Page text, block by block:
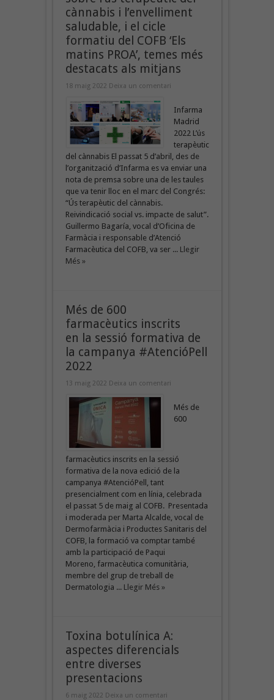
cànnabis i l’envelliment
saludable, i el cicle
formatiu del COFB ‘Els
matins PROA’, temes més
destacats als mitjans
18 maig 2022 Deixa un comentari
Infarma
Madrid
2022 L’ús
terapèutic
del cànnabis El passat 5 d’abril, des de
l’organització d’Infarma es va enviar una
nota de premsa sobre una de les taules
que va tenir lloc en el marc del Congrés:
“Ús terapèutic del cànnabis.
Reivindicació social vs. impacte de salut”.
Guillermo Bagaría, vocal d’Oficina de
Farmàcia i responsable d’Atenció
Farmacèutica del COFB, va ser ... Llegir
Més »
Més de 600
farmacèutics inscrits
en la sessió formativa de
la campanya #AtencióPell
2022
13 maig 2022 Deixa un comentari
Més de
600
farmacèutics inscrits en la sessió
formativa de la nova edició de la
campanya #AtencióPell, tant
presencialment com en línia, celebrada
el passat 5 de maig al COFB. Presentada
i moderada per Marta Alcalde, vocal de
Dermofarmàcia i Productes Sanitaris del
COFB, la formació va comptar també
amb la participació de Paqui
Moreno, farmacèutica comunitària,
membre del grup de treball de
Dermatologia ... Llegir Més »
Toxina botulínica A:
aspectes diferencials
entre diverses
presentacions
6 maig 2022 Deixa un comentari